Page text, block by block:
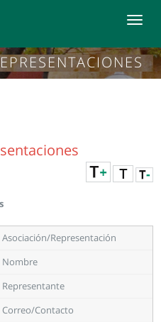
Toggle
Asociación/Representación
Nombre
Representante
Correo/Contacto